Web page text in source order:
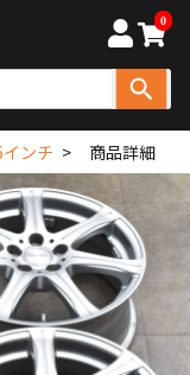
0
ンチ 商品詳細